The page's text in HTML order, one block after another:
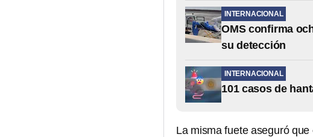
INTERNACIONAL
OMS confirma
su detección
INTERNACIONAL
101 casos de
La misma fuete aseguró que